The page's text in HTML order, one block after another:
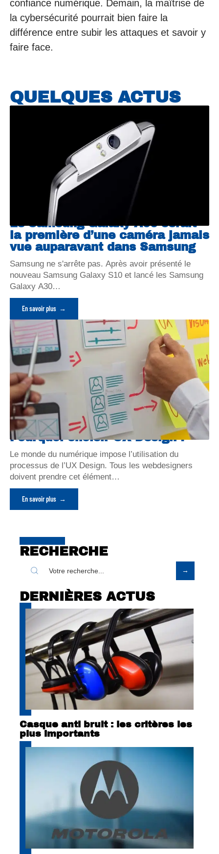
confiance numérique. Demain, la maîtrise de
la cybersécurité pourrait bien faire la
différence entre subir les attaques et savoir y
faire face.
QUELQUES ACTUS
Le Samsung Galaxy A90 serait
la première d’une caméra jamais
vue auparavant dans Samsung
Samsung ne s'arrête pas. Après avoir présenté le
nouveau Samsung Galaxy S10 et lancé les Samsung
Galaxy A30…
En savoir plus
Pourquoi choisir UX Design ?
Le monde du numérique impose l’utilisation du
processus de l’UX Design. Tous les webdesigners
doivent prendre cet élément…
En savoir plus
RECHERCHE
DERNIÈRES ACTUS
Casque anti bruit : les critères les
plus importants